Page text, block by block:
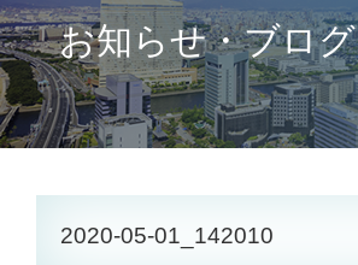
お知らせ・ブログ
2020-05-01_142010